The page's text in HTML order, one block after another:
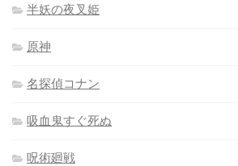
半妖の夜叉姫
原神
名探偵コナン
吸血鬼すぐ死ぬ
呪術廻戦